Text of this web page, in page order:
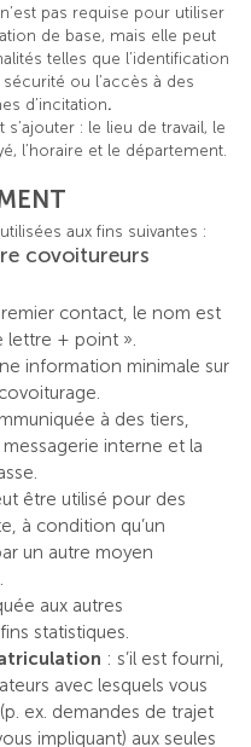
pas requise pour utiliser
de base, mais elle peut
telles que l’identification
ou l’accès à des
d’incitation.
: le lieu de travail, le
l’horaire et le département.
aux fins suivantes :
covoitureurs
contact, le nom est
lettre + point ».
information minimale sur
à des tiers,
interne et la
être utilisé pour des
à condition qu’un
un autre moyen
aux autres
statistiques.
: s’il est fourni,
avec lesquels vous
ex. demandes de trajet
impliquant) aux seules